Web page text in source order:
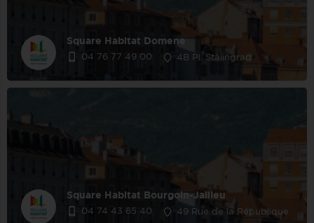
Square Habitat Domene
04 76 77 49 00 4B Pl. Stalingrad
Square Habitat Bourgoin-Jallieu
04 74 43 65 40 49 Rue de la République